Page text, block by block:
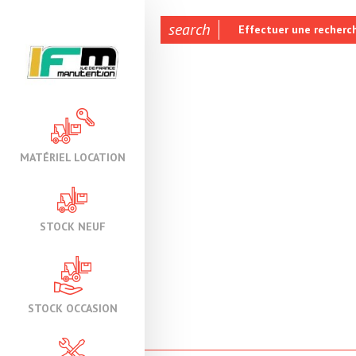
MATÉRIEL LOCATION
STOCK NEUF
STOCK OCCASION
search Effectuer une